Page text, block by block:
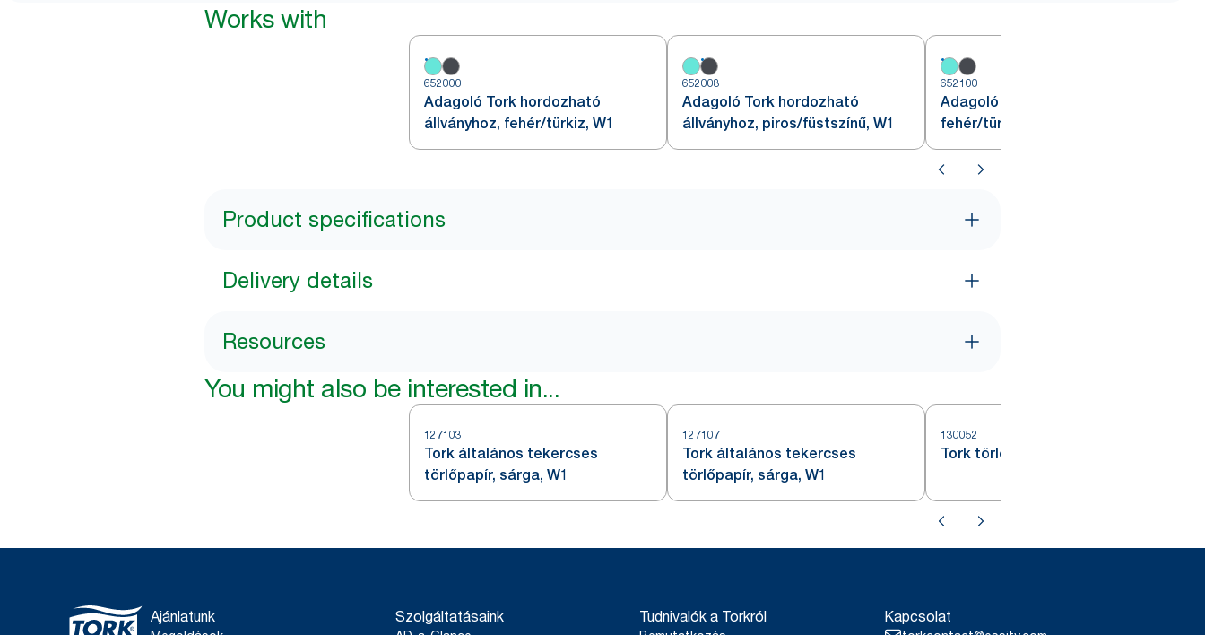
Works with
652000
Adagoló Tork hordozható
állványhoz, fehér/türkiz, W1
652008
Adagoló Tork hordozható
állványhoz, piros/füstszínű, W1
652100
Adagoló Tork fali állványhoz,
fehér/türkiz, W1
Product specifications
Delivery details
Resources
You might also be interested in...
127103
Tork általános tekercses
törlőpapír, sárga, W1
127107
Tork általános tekercses
törlőpapír, sárga, W1
130052
Tork törlőpapír plusz, kék, W1/2
Ajánlatunk Szolgáltatásaink Tudnivalók a Torkról Kapcsolat